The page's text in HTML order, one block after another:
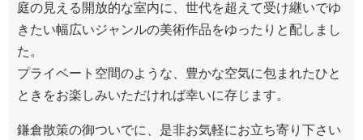
庭の見える開放的な室内に、世代を超えて受け継いでゆ
きたい幅広いジャンルの美術作品をゆったりと配しまし
た。
プライベート空間のような、豊かな空気に包まれたひと
ときをお楽しみいただければ幸いに存じます。
鎌倉散策の御ついでに、是非お気軽にお立ち寄り下さい